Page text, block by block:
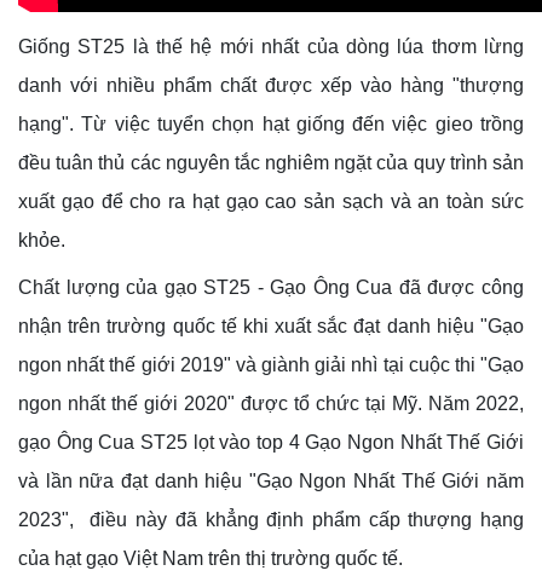
Giống ST25 là thế hệ mới nhất của dòng lúa thơm lừng
danh với nhiều phẩm chất được xếp vào hàng "thượng
hạng". Từ việc tuyển chọn hạt giống đến việc gieo trồng
đều tuân thủ các nguyên tắc nghiêm ngặt của quy trình sản
xuất gạo để cho ra hạt gạo cao sản sạch và an toàn sức
khỏe.
Chất lượng của gạo ST25 - Gạo Ông Cua đã được công
nhận trên trường quốc tế khi xuất sắc đạt danh hiệu "Gạo
ngon nhất thế giới 2019" và giành giải nhì tại cuộc thi "Gạo
ngon nhất thế giới 2020" được tổ chức tại Mỹ. Năm 2022,
gạo Ông Cua ST25 lọt vào top 4 Gạo Ngon Nhất Thế Giới
và lần nữa đạt danh hiệu "Gạo Ngon Nhất Thế Giới năm
2023", điều này đã khẳng định phẩm cấp thượng hạng
của hạt gạo Việt Nam trên thị trường quốc tế.